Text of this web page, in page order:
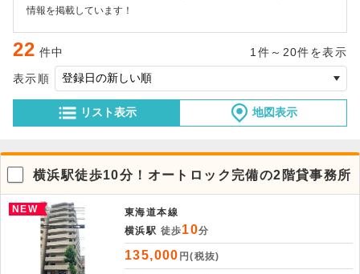
情報を掲載しています！
22 件中 1件～20件を表示
リスト表示 地図表示
表示順
横浜駅徒歩10分！オートロック完備の2階貸事務所
NEW
東海道本線
横浜駅 徒歩10分
135,000 円(税抜)